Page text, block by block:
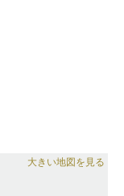
大きい地図を見る